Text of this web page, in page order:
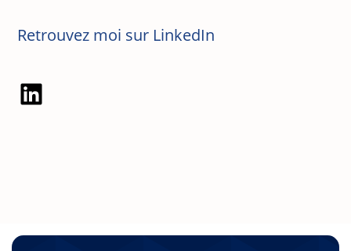
Retrouvez moi sur LinkedIn
LinkedIn